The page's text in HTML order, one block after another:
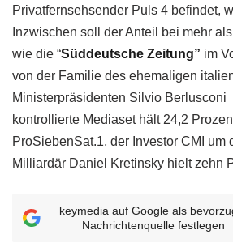
Privatfernsehsender Puls 4 befindet,
Inzwischen soll der Anteil bei mehr
wie die “Süddeutsche Zeitung” im
von der Familie des ehemaligen
Ministerpräsidenten Silvio Berlusconi
kontrollierte Mediaset hält 24,2
ProSiebenSat.1, der Investor CMI um
Milliardär Daniel Kretinsky hielt zehn
keymedia auf Google als
Nachrichtenquelle festlegen